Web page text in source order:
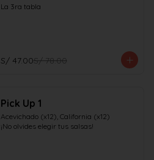
La 3ra tabla
S/ 47.00S/ 78.00
Pick Up 1
Acevichado (x12), California (x12)
¡No olvides elegir tus salsas!